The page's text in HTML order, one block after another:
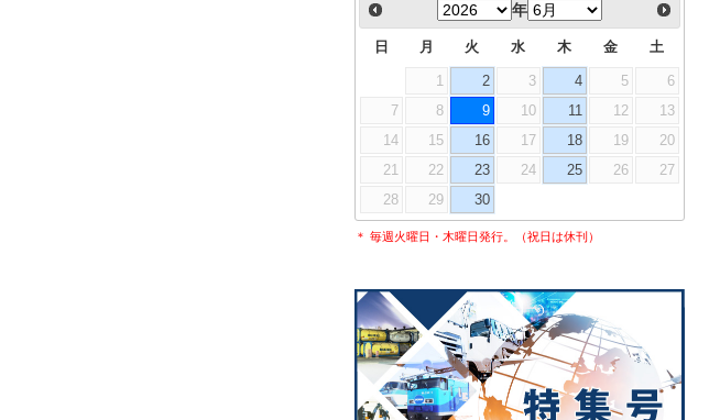
年
日 月 火 水 木 金 土
1 2 3 4 5
6
7
8 9 10 11 12
13
14
15 16 17 18 19
20
21
22 23 24 25 26
27
28
29 30
＊ 毎週火曜日・木曜日発行。（祝日は休刊）